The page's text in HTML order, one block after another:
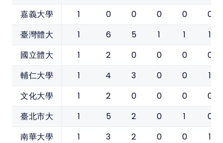
嘉義大學 1 0 0 0 0 0
臺灣體大 1 6 5 1 1 1
國立體大 1 2 0 0 0 0
輔仁大學 1 4 3 0 0 1
文化大學 1 2 0 0 0 0
臺北市大 1 5 2 0 1 0
南華大學 1 3 2 0 0 1